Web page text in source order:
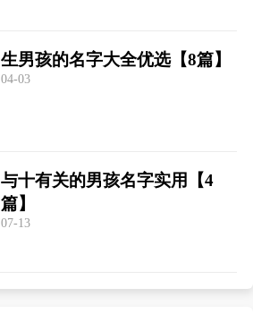
生男孩的名字大全优选【8篇】
04-03
与十有关的男孩名字实用【4
篇】
07-13